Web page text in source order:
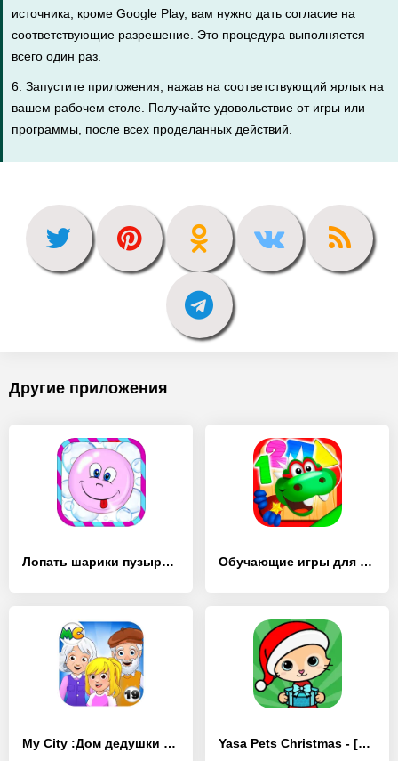
источника, кроме Google Play, вам нужно дать согласие на
соответствующие разрешение. Это процедура выполняется
всего один раз.
6. Запустите приложения, нажав на соответствующий ярлык на
вашем рабочем столе. Получайте удовольствие от игры или
программы, после всех проделанных действий.
Другие приложения
Лопать шарики пузыри малышам - [MOD Бесконечные деньги] Обучающие игры для детей - [MOD Бесконечные деньги]
My City :Дом дедушки и бабушки - [MOD Бесконечные деньги] Yasa Pets Christmas - [MOD Бесконечные деньги]